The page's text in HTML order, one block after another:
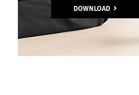
DOWNLOAD